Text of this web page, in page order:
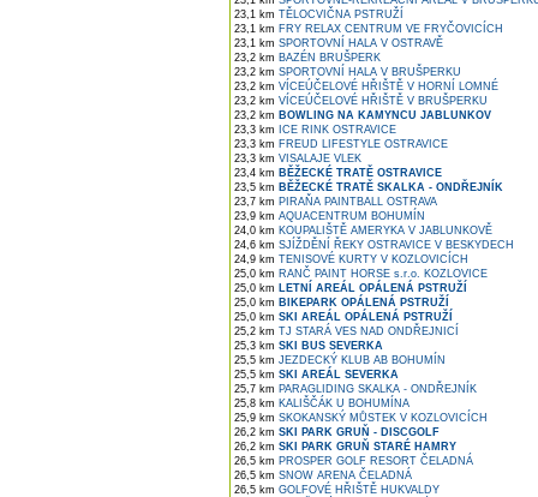
23,1 km TĚLOCVIČNA PSTRUŽÍ
23,1 km FRY RELAX CENTRUM VE FRYČOVICÍCH
23,1 km SPORTOVNÍ HALA V OSTRAVĚ
23,2 km BAZÉN BRUŠPERK
23,2 km SPORTOVNÍ HALA V BRUŠPERKU
23,2 km VÍCEÚČELOVÉ HŘIŠTĚ V HORNÍ LOMNÉ
23,2 km VÍCEÚČELOVÉ HŘIŠTĚ V BRUŠPERKU
23,2 km BOWLING NA KAMYNCU JABLUNKOV
23,3 km ICE RINK OSTRAVICE
23,3 km FREUD LIFESTYLE OSTRAVICE
23,3 km VISALAJE VLEK
23,4 km BĚŽECKÉ TRATĚ OSTRAVICE
23,5 km BĚŽECKÉ TRATĚ SKALKA - ONDŘEJNÍK
23,7 km PIRAŇA PAINTBALL OSTRAVA
23,9 km AQUACENTRUM BOHUMÍN
24,0 km KOUPALIŠTĚ AMERYKA V JABLUNKOVĚ
24,6 km SJÍŽDĚNÍ ŘEKY OSTRAVICE V BESKYDECH
24,9 km TENISOVÉ KURTY V KOZLOVICÍCH
25,0 km RANČ PAINT HORSE s.r.o. KOZLOVICE
25,0 km LETNÍ AREÁL OPÁLENÁ PSTRUŽÍ
25,0 km BIKEPARK OPÁLENÁ PSTRUŽÍ
25,0 km SKI AREÁL OPÁLENÁ PSTRUŽÍ
25,2 km TJ STARÁ VES NAD ONDŘEJNICÍ
25,3 km SKI BUS SEVERKA
25,5 km JEZDECKÝ KLUB AB BOHUMÍN
25,5 km SKI AREÁL SEVERKA
25,7 km PARAGLIDING SKALKA - ONDŘEJNÍK
25,8 km KALIŠČÁK U BOHUMÍNA
25,9 km SKOKANSKÝ MŮSTEK V KOZLOVICÍCH
26,2 km SKI PARK GRUŇ - DISCGOLF
26,2 km SKI PARK GRUŇ STARÉ HAMRY
26,5 km PROSPER GOLF RESORT ČELADNÁ
26,5 km SNOW ARENA ČELADNÁ
26,5 km GOLFOVÉ HŘIŠTĚ HUKVALDY